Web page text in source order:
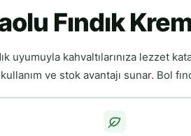
Fındık
uyumuyla kahvaltılarınıza
ve stok avantajı sunar. Bol